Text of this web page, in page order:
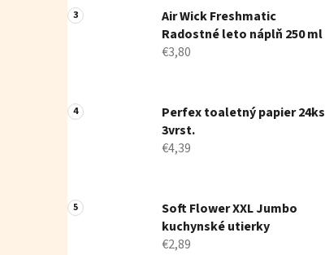
Air Wick Freshmatic
Radostné leto náplň 250 ml
€3,80
Perfex toaletný papier 24ks
3vrst.
€4,39
Soft Flower XXL Jumbo
kuchynské utierky
€2,89